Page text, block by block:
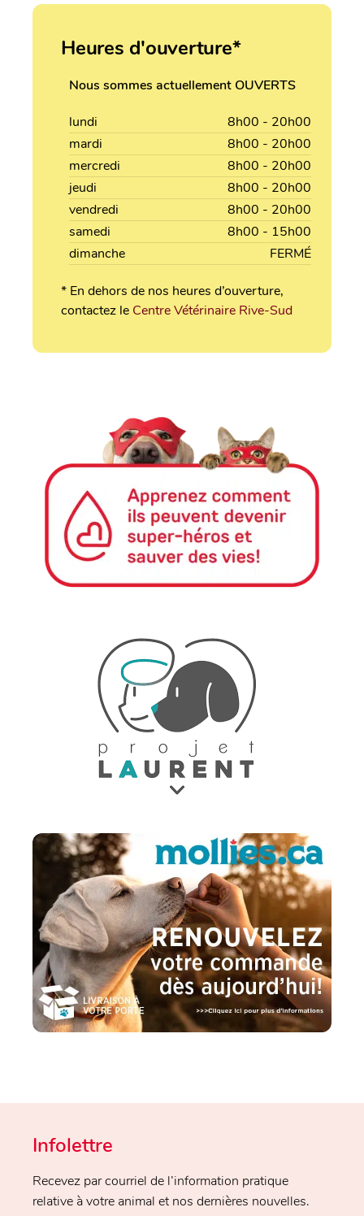
Heures d'ouverture*
Nous sommes actuellement OUVERTS
lundi
8h00 - 20h00
mardi
8h00 - 20h00
mercredi
8h00 - 20h00
jeudi
8h00 - 20h00
vendredi
8h00 - 20h00
samedi
8h00 - 15h00
dimanche
FERMÉ
* En dehors de nos heures d’ouverture,
contactez le Centre Vétérinaire Rive-Sud
Infolettre
Recevez par courriel de l’information pratique
relative à votre animal et nos dernières nouvelles.